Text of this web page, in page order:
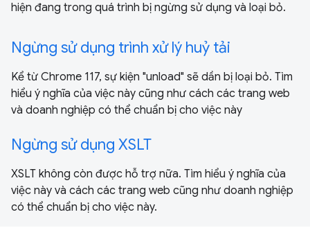
hiện đang trong quá trình bị ngừng sử dụng và loại bỏ.
Ngừng sử dụng trình xử lý huỷ tải
Kể từ Chrome 117, sự kiện "unload" sẽ dần bị loại bỏ. Tìm
hiểu ý nghĩa của việc này cũng như cách các trang web
và doanh nghiệp có thể chuẩn bị cho việc này
Ngừng sử dụng XSLT
XSLT không còn được hỗ trợ nữa. Tìm hiểu ý nghĩa của
việc này và cách các trang web cũng như doanh nghiệp
có thể chuẩn bị cho việc này.